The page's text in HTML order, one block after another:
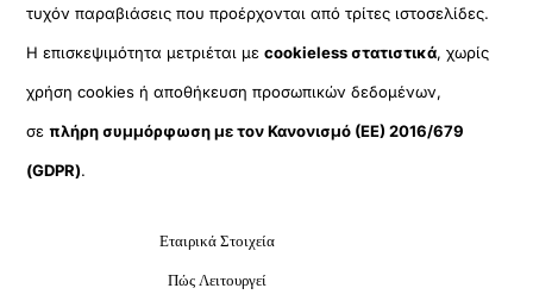
τυχόν παραβιάσεις που προέρχονται από τρίτες ιστοσελίδες.
Η επισκεψιμότητα μετριέται μεcookieless στατιστικά, χωρίς
χρήση cookies ή αποθήκευση προσωπικών δεδομένων,
σεπλήρη συμμόρφωση με τον Κανονισμό (ΕΕ) 2016/679
(GDPR).
Εταιρικά Στοιχεία
Πώς Λειτουργεί